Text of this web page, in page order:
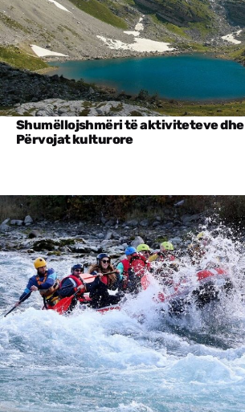
Shumëllojshmëri të aktiviteteve dhe
Përvojat kulturore